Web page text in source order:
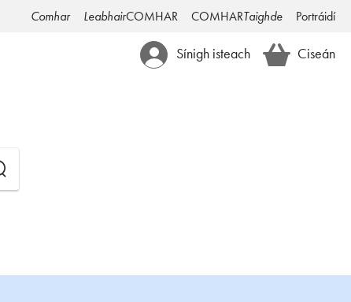
Comhar LeabhairCOMHAR COMHARTaighde Portráidí
Ciseán
Sínigh isteach